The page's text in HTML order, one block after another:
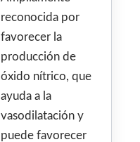
reconocida por
favorecer la
producción de
óxido nítrico, que
ayuda a la
vasodilatación y
puede favorecer